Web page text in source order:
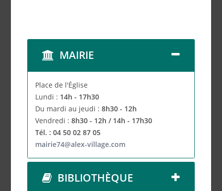
MAIRIE
Place de l'Église
Lundi : 14h - 17h30
Du mardi au jeudi : 8h30 - 12h
Vendredi : 8h30 - 12h / 14h - 17h30
Tél. : 04 50 02 87 05
mairie74@alex-village.com
BIBLIOTHÈQUE